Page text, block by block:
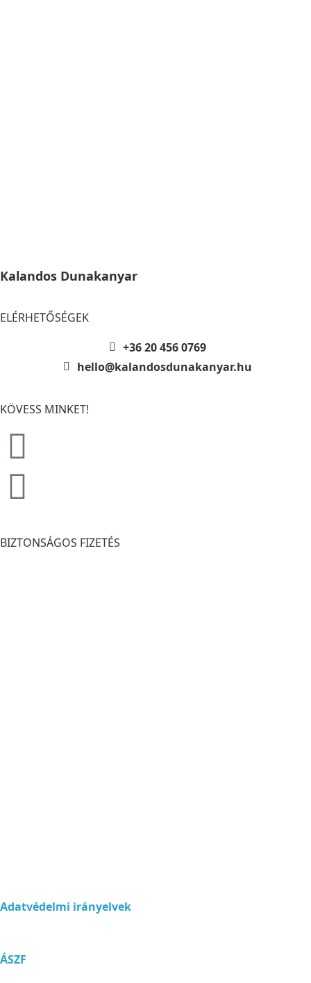
Kalandos Dunakanyar
ELÉRHETŐSÉGEK
+36 20 456 0769
hello@kalandosdunakanyar.hu
KÖVESS MINKET!
BIZTONSÁGOS FIZETÉS
Adatvédelmi irányelvek
ÁSZF